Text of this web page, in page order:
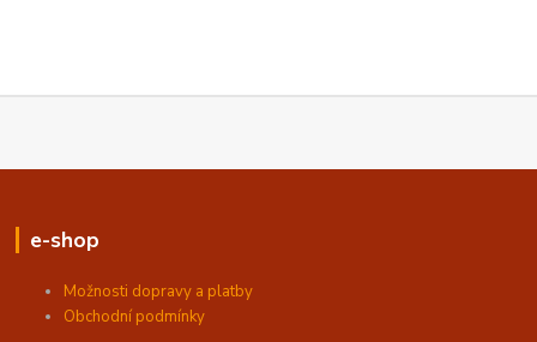
e-shop
Možnosti dopravy a platby
Obchodní podmínky